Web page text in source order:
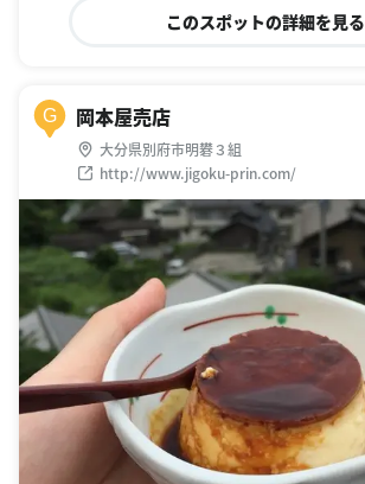
このスポットの詳細を見る
G 岡本屋売店
大分県別府市明礬３組
http://www.jigoku-prin.com/